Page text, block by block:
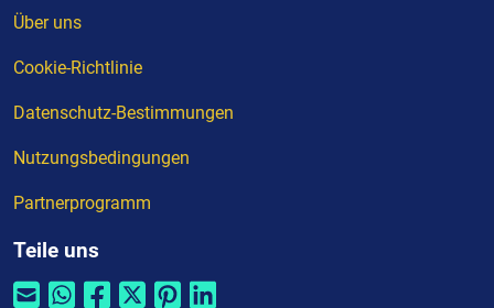
Über uns
Cookie-Richtlinie
Datenschutz-Bestimmungen
Nutzungsbedingungen
Partnerprogramm
Teile uns